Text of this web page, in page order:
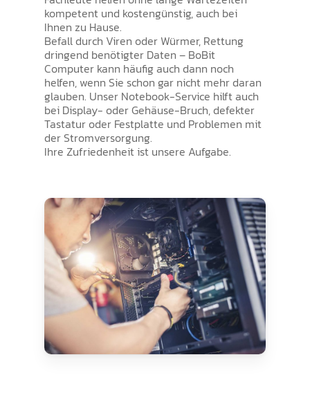
kompetent und kostengünstig, auch bei
Ihnen zu Hause.
Befall durch Viren oder Würmer, Rettung
dringend benötigter Daten – BoBit
Computer kann häufig auch dann noch
helfen, wenn Sie schon gar nicht mehr daran
glauben. Unser Notebook-Service hilft auch
bei Display- oder Gehäuse-Bruch, defekter
Tastatur oder Festplatte und Problemen mit
der Stromversorgung.
Ihre Zufriedenheit ist unsere Aufgabe.